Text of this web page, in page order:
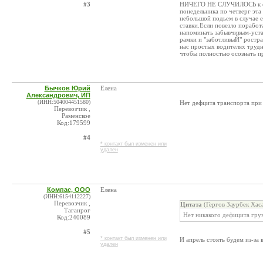
#3
НИЧЕГО НЕ СЛУЧИЛОСЬ к
понедельника по четверг
небольшой подьем в случае
ставки.Если повезло
напоминать забывчивым-
рамки и "заботливыЙ"
нас простых водителях
чтобы полностью осознать
Бычков Юрий
Александрович, ИП
(ИНН:504004451580)
Перевозчик ,
Раменское
Код:179599
#4
Елена
* контакт был изменен или
удален
Нет дефцита транспорта при
Компас, ООО
(ИНН:6154112227)
Перевозчик ,
Таганрог
Код:240089
#5
Елена
* контакт был изменен или
удален
Цитата (Гергов Заурбек
Нет никакого дефицита
И апрель стоять будем из-за